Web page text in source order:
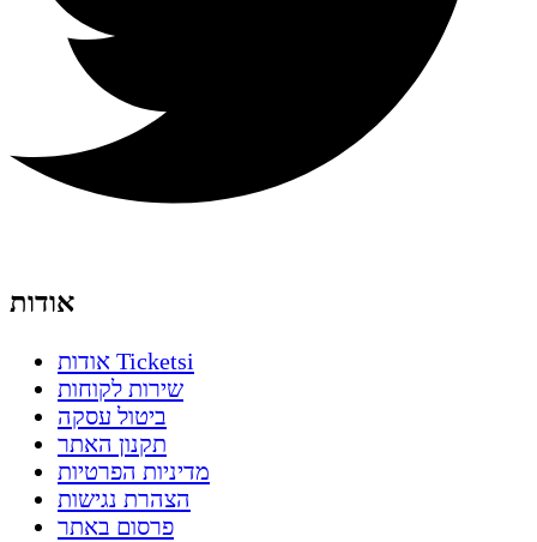
אודות
אודות Ticketsi
שירות לקוחות
ביטול עסקה
תקנון האתר
מדיניות הפרטיות
הצהרת נגישות
פרסום באתר